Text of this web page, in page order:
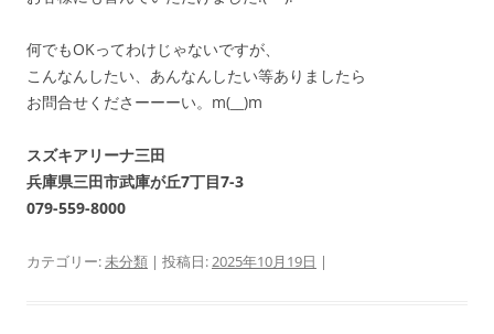
何でもOKってわけじゃないですが、
こんなんしたい、あんなんしたい等ありましたら
お問合せくださーーーい。m(__)m
スズキアリーナ三田
兵庫県三田市武庫が丘7丁目7-3
079-559-8000
カテゴリー:未分類 | 投稿日:2025年10月19日 |